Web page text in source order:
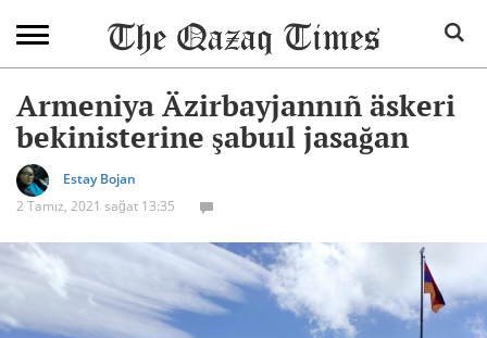
Armeniya Äzirbayjannıñ äskeri
bekinisterine şabuıl jasağan
Estay Bojan
2 Tamız, 2021 sağat 13:35